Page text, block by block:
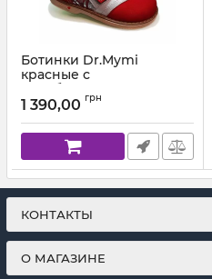
Ботинки Dr.Mymi
красные с
серебристыми
вставками К320
Артикул: К320-30 (25-30)
1 390,00 грн
КОНТАКТЫ
О МАГАЗИНЕ